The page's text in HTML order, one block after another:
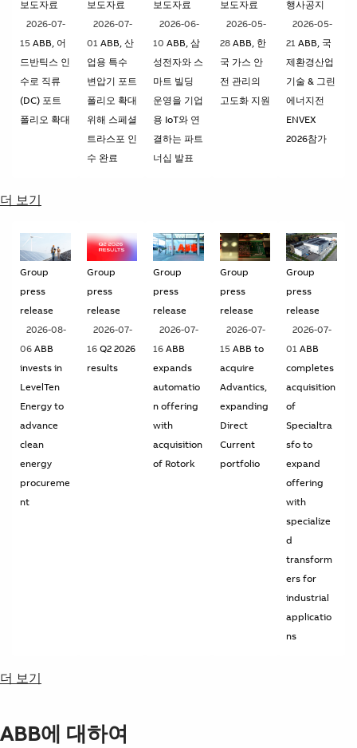
보도자료
2026-07-
15 ABB, 어
드반틱스 인
수로 직류
(DC) 포트
폴리오 확대
보도자료
2026-07-
01 ABB, 산
업용 특수
변압기 포트
폴리오 확대
위해 스페셜
트라스포 인
수 완료
보도자료
2026-06-
10ABB, 삼
성전자와 스
마트 빌딩
운영을 기업
용 IoT와 연
결하는 파트
너십 발표
보도자료
2026-05-
28 ABB, 한
국 가스 안
전 관리의
고도화 지원
행사공지
2026-05-
21ABB, 국
제환경산업
기술 & 그린
에너지전
ENVEX
2026참가
더 보기
Group
press
release
2026-08-
06 ABB
invests in
LevelTen
Energy to
advance
clean
energy
procureme
nt
Group
press
release
2026-07-
16 Q2 2026
results
Group
press
release
2026-07-
16ABB
expands
automatio
n offering
with
acquisition
of Rotork
Group
press
release
2026-07-
15 ABB to
acquire
Advantics,
expanding
Direct
Current
portfolio
Group
press
release
2026-07-
01ABB
completes
acquisition
of
Specialtra
sfo to
expand
offering
with
specialize
d
transform
ers for
industrial
applicatio
ns
더 보기
ABB에 대하여